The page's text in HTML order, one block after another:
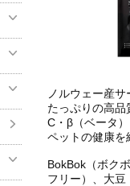
ノルウェー産
たっぷりの高
C・β（ベータ
ペットの健康を
BokBok（ボク
フリー）、大豆